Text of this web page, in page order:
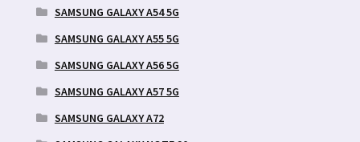
SAMSUNG GALAXY A54 5G
SAMSUNG GALAXY A55 5G
SAMSUNG GALAXY A56 5G
SAMSUNG GALAXY A57 5G
SAMSUNG GALAXY A72